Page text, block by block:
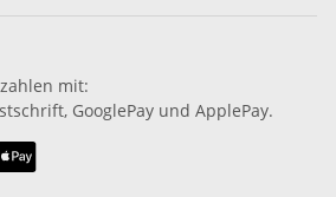
mit:
GooglePay und ApplePay.